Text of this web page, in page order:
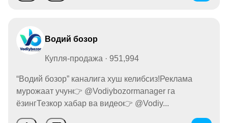
Водий бозор
Купля-продажа · 951,994
“Водий бозор” каналига хуш келибсиз!Реклама
мурожаат учун👉 @Vodiybozormanager га
ёзингТезкор хабар ва видео👉 @Vodiy...